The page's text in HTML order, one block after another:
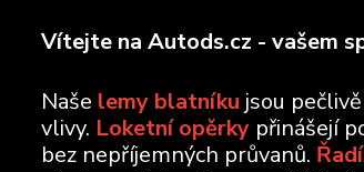
Vítejte na Autods.cz - vašem
Naše lemy blatníku jsou
vlivy. Loketní opěrky přinášejí
bez nepříjemných průvanů.